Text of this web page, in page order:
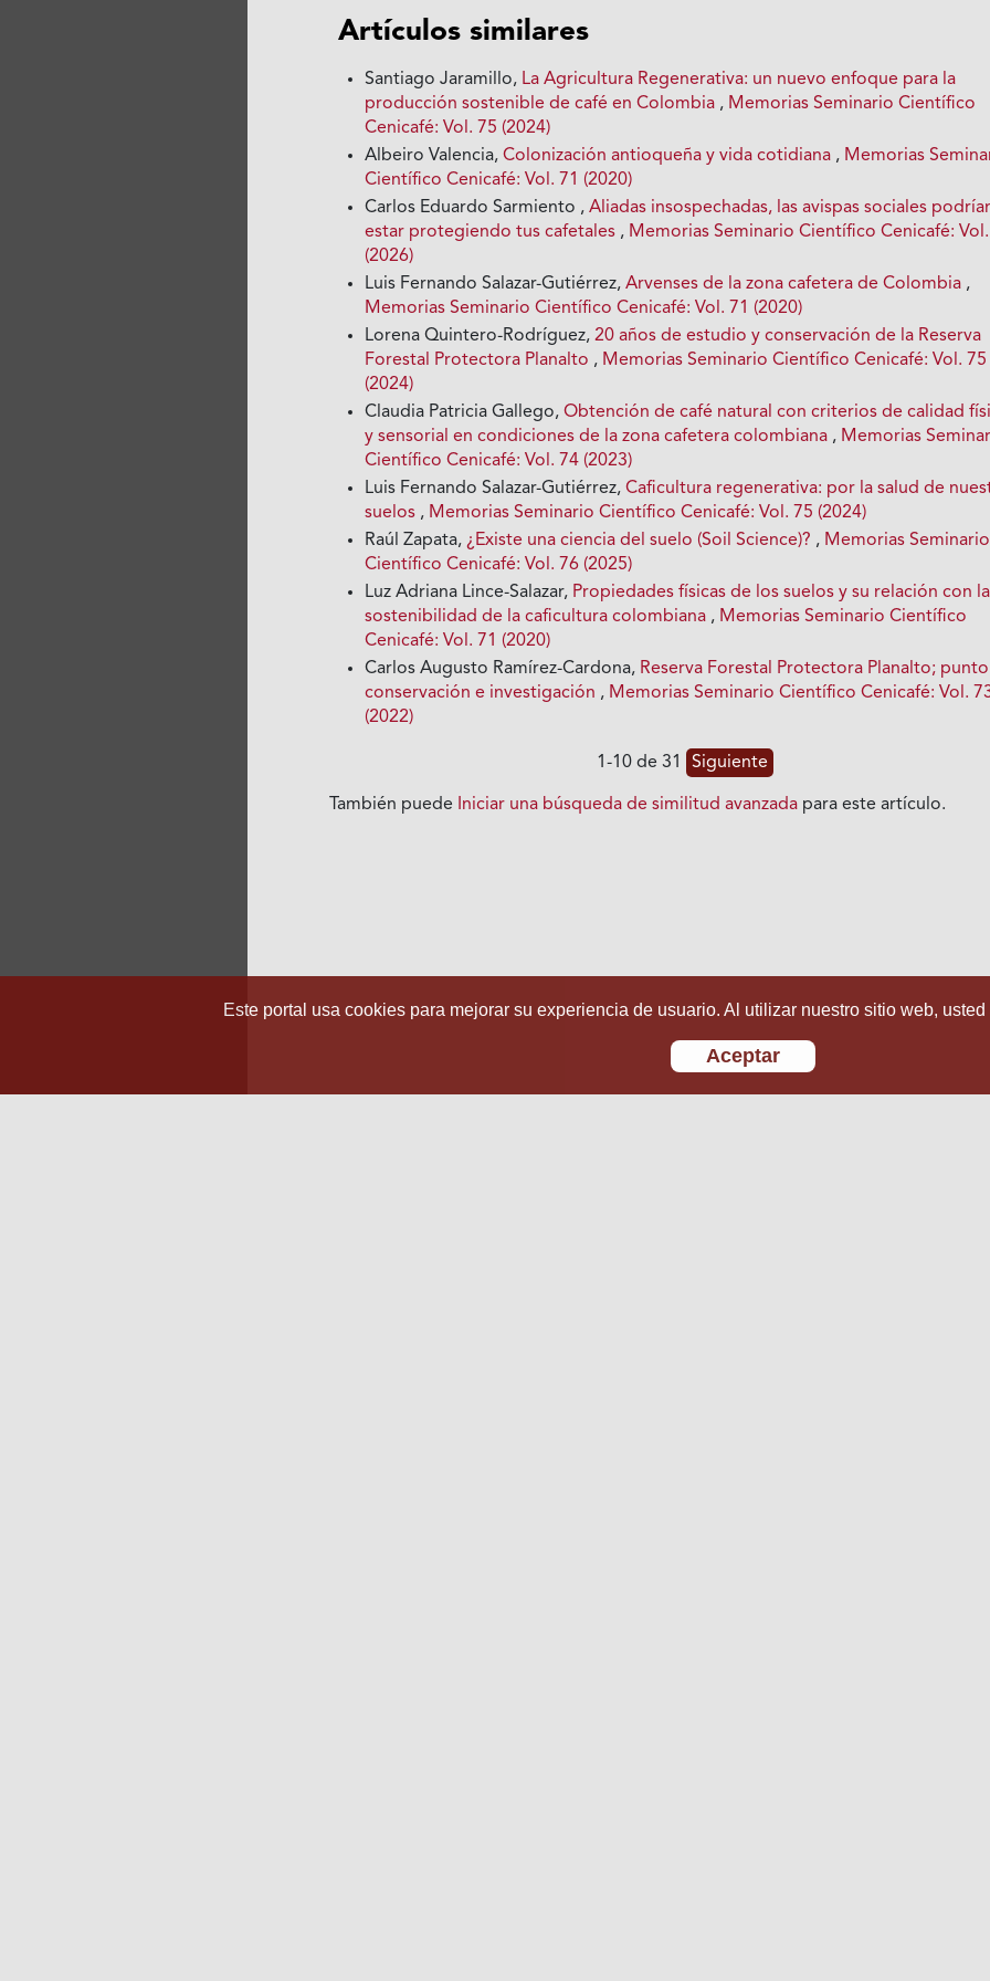
Artículos similares
Santiago Jaramillo, La Agricultura Regenerativa: un nuevo enfoque para la
producción sostenible de café en Colombia , Memorias Seminario Científico
Cenicafé: Vol. 75 (2024)
Albeiro Valencia,Colonización antioqueña y vida cotidiana , Memorias
Científico Cenicafé: Vol. 71 (2020)
Carlos Eduardo Sarmiento ,Aliadas insospechadas, las avispas sociales
estar protegiendo tus cafetales , Memorias Seminario Científico Cenicafé:
(2026)
Luis Fernando Salazar-Gutiérrez,Arvenses de la zona cafetera de Colombia ,
Memorias Seminario Científico Cenicafé: Vol. 71 (2020)
Lorena Quintero-Rodríguez,20 años de estudio y conservación de la Reserva
Forestal Protectora Planalto , Memorias Seminario Científico Cenicafé: Vol. 75
(2024)
Claudia Patricia Gallego,Obtención de café natural con criterios de calidad
y sensorial en condiciones de la zona cafetera colombiana , Memorias
Científico Cenicafé: Vol. 74 (2023)
Luis Fernando Salazar-Gutiérrez,Caficultura regenerativa: por la salud de
suelos , Memorias Seminario Científico Cenicafé: Vol. 75 (2024)
Raúl Zapata, ¿Existe una ciencia del suelo (Soil Science)? , Memorias Seminario
Científico Cenicafé: Vol. 76 (2025)
Luz Adriana Lince-Salazar, Propiedades físicas de los suelos y su relación con la
sostenibilidad de la caficultura colombiana , Memorias Seminario Científico
Cenicafé: Vol. 71 (2020)
Carlos Augusto Ramírez-Cardona, Reserva Forestal Protectora Planalto;
conservación e investigación , Memorias Seminario Científico Cenicafé: Vol.
(2022)
1-10 de 31 Siguiente
También puede Iniciar una búsqueda de similitud avanzada para este artículo.
Este portal usa cookies para mejorar su experiencia de usuario. Al utilizar nuestro sitio web,
Aceptar